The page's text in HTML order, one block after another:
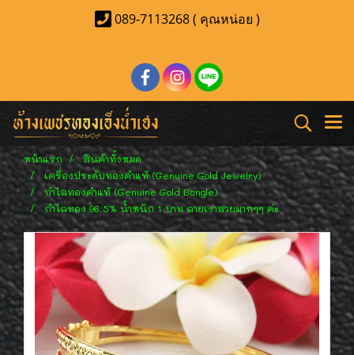
089-7113268 ( คุณหน่อย )
หน้าแรก
สินค้าทั้งหมด
เครื่องประดับทองคำแท้ (Genuine Gold Jewelry)
กำไลทองคำแท้ (Genuine Gold Bangle)
กำไลทอง 96.5% น้ำหนัก 1 บาท ลายเงาสวยมากๆๆ ค่ะ